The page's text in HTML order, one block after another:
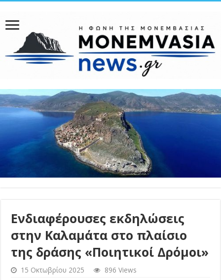
Ενδιαφέρουσες εκδηλώσεις
στην Καλαμάτα στο πλαίσιο
της δράσης «Ποιητικοί Δρόμοι»
15 Οκτωβρίου 2025 896 Views